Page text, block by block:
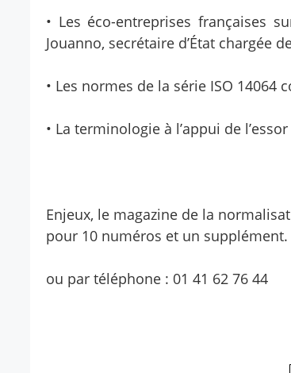
• Les éco-entreprises françaises
Jouanno, secrétaire d’État chargée
• Les normes de la série ISO 14064
• La terminologie à l’appui de
Enjeux, le magazine de la
pour 10 numéros et un
ou par téléphone : 01 41 62 76 44